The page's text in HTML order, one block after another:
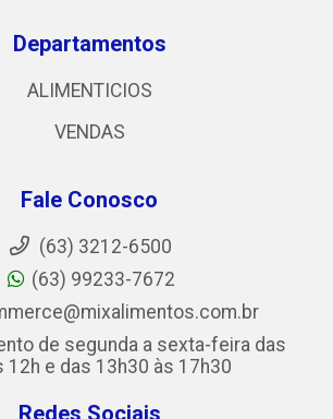
Departamentos
ALIMENTICIOS
VENDAS
Fale Conosco
(63) 3212-6500
(63) 99233-7672
de segunda a sexta-feira das
12h e das 13h30 às 17h30
Redes Sociais